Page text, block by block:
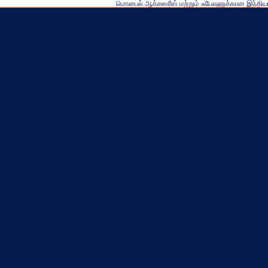
மொபைல் ஆக்சஸரீஸ் மற்றும் ஃபேஷனுக்கான